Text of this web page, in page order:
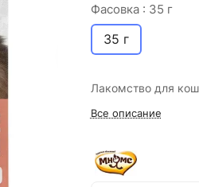
Фасовка : 35 г
35 г
Лакомство для
Все описание